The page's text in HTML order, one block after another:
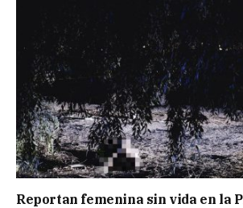
Reportan femenina sin vida en la